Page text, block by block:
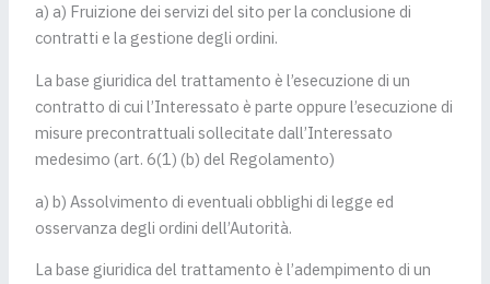
a) a) Fruizione dei servizi del sito per la conclusione di
contratti e la gestione degli ordini.
La base giuridica del trattamento è l’esecuzione di un
contratto di cui l’Interessato è parte oppure l’esecuzione di
misure precontrattuali sollecitate dall’Interessato
medesimo (art. 6(1) (b) del Regolamento)
a) b) Assolvimento di eventuali obblighi di legge ed
osservanza degli ordini dell’Autorità.
La base giuridica del trattamento è l’adempimento di un